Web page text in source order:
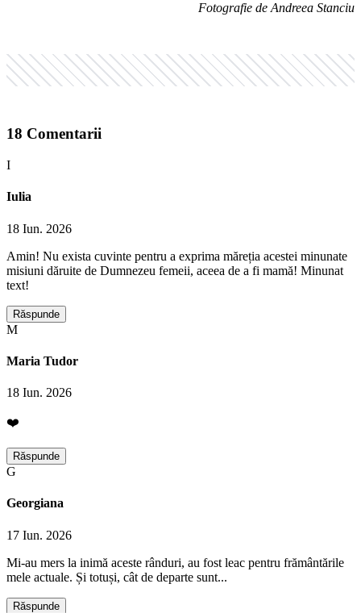
Fotografie de Andreea Stanciu
18 Comentarii
I
Iulia
18 Iun. 2026
Amin! Nu exista cuvinte pentru a exprima măreția acestei minunate
misiuni dăruite de Dumnezeu femeii, aceea de a fi mamă! Minunat
text!
Răspunde
M
Maria Tudor
18 Iun. 2026
❤️
Răspunde
G
Georgiana
17 Iun. 2026
Mi-au mers la inimă aceste rânduri, au fost leac pentru frământările
mele actuale. Și totuși, cât de departe sunt...
Răspunde